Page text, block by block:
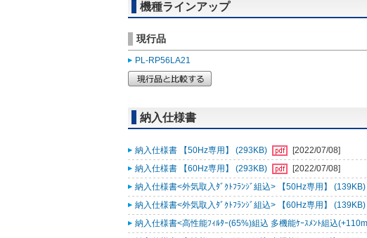
機種ラインアップ
現行品
PL-RP56LA21
納入仕様書
納入仕様書 【50Hz専用】 (293KB)
[2022/07/08]
納入仕様書 【60Hz専用】 (293KB)
[2022/07/08]
納入仕様書<外気取入ﾀﾞｸﾄﾌﾗﾝｼﾞ組込> 【50Hz専用】 (139KB)
納入仕様書<外気取入ﾀﾞｸﾄﾌﾗﾝｼﾞ組込> 【60Hz専用】 (139KB)
納入仕様書<高性能ﾌｨﾙﾀｰ(65%)組込 多機能ｹｰｽﾒﾝﾄ組込